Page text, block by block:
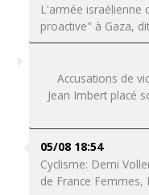
L'armée israélienne
proactive" à Gaza,
Accusations de
Jean Imbert placé
05/08 18:54
Cyclisme: Demi
de France Femmes,